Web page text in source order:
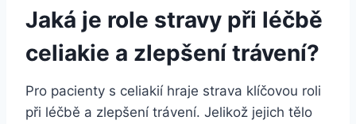
Jaká je role stravy při léčbě
celiakie a zlepšení trávení?
Pro pacienty s celiakií hraje strava klíčovou roli
při léčbě a zlepšení trávení. Jelikož jejich tělo